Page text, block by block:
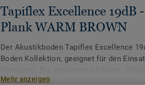
Tapiflex Excellence 19dB
Plank WARM BROWN
Der Akustikboden Tapiflex Excellence
Boden Kollektion, geeignet für den
endlose Möglichkeiten, um
Mehr anzeigen